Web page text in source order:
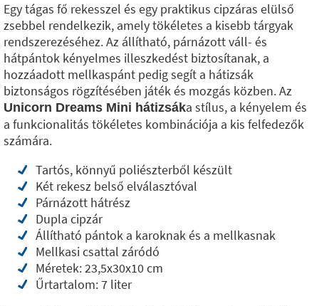
Egy tágas fő rekesszel és egy praktikus cipzáras elülső
zsebbel rendelkezik, amely tökéletes a kisebb tárgyak
rendszerezéséhez. Az állítható, párnázott váll- és
hátpántok kényelmes illeszkedést biztosítanak, a
hozzáadott mellkaspánt pedig segít a hátizsák
biztonságos rögzítésében játék és mozgás közben. Az
Unicorn Dreams Mini hátizsáka stílus, a kényelem és
a funkcionalitás tökéletes kombinációja a kis felfedezők
számára.
Tartós, könnyű poliészterből készült
Két rekesz belső elválasztóval
Párnázott hátrész
Dupla cipzár
Állítható pántok a karoknak és a mellkasnak
Mellkasi csattal záródó
Méretek: 23,5x30x10 cm
Űrtartalom: 7 liter